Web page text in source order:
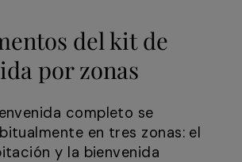
del kit de
por zonas
completo se
en tres zonas: el
y la bienvenida